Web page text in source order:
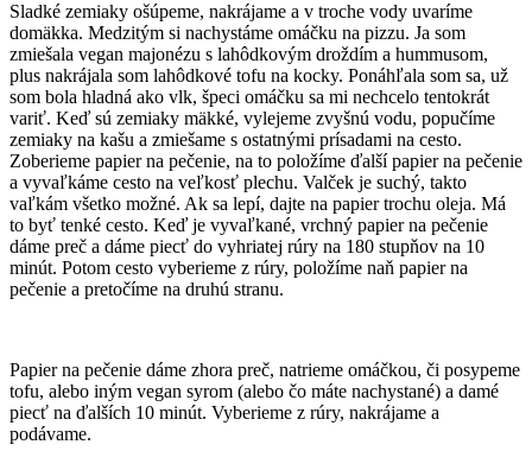
Sladké zemiaky ošúpeme, nakrájame a v troche vody uvaríme
domäkka. Medzitým si nachystáme omáčku na pizzu. Ja som
zmiešala vegan majonézu s lahôdkovým droždím a hummusom,
plus nakrájala som lahôdkové tofu na kocky. Ponáhľala som sa, už
som bola hladná ako vlk, špeci omáčku sa mi nechcelo tentokrát
variť. Keď sú zemiaky mäkké, vylejeme zvyšnú vodu, popučíme
zemiaky na kašu a zmiešame s ostatnými prísadami na cesto.
Zoberieme papier na pečenie, na to položíme ďalší papier na pečenie
a vyvaľkáme cesto na veľkosť plechu. Valček je suchý, takto
vaľkám všetko možné. Ak sa lepí, dajte na papier trochu oleja. Má
to byť tenké cesto. Keď je vyvaľkané, vrchný papier na pečenie
dáme preč a dáme piecť do vyhriatej rúry na 180 stupňov na 10
minút. Potom cesto vyberieme z rúry, položíme naň papier na
pečenie a pretočíme na druhú stranu.
Papier na pečenie dáme zhora preč, natrieme omáčkou, či posypeme
tofu, alebo iným vegan syrom (alebo čo máte nachystané) a damé
piecť na ďalších 10 minút. Vyberieme z rúry, nakrájame a
podávame.